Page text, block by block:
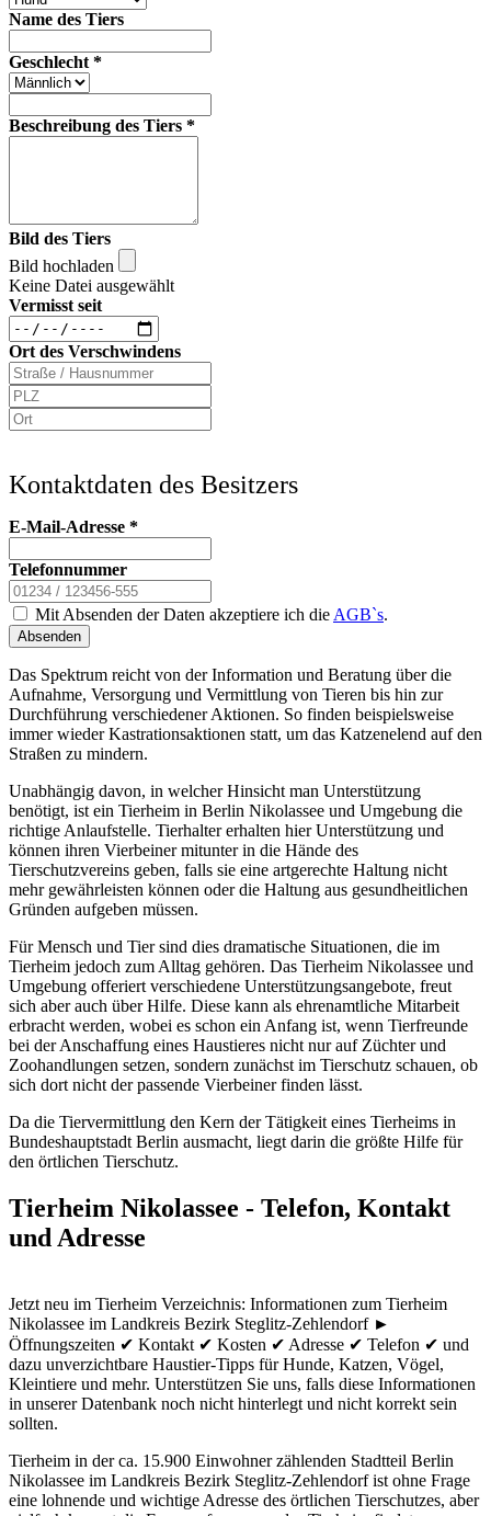
Name des Tiers
Geschlecht *
Beschreibung des Tiers *
Bild des Tiers
Bild hochladen
Keine Datei ausgewählt
Vermisst seit
Ort des Verschwindens
Kontaktdaten des Besitzers
E-Mail-Adresse *
Telefonnummer
Mit Absenden der Daten akzeptiere ich die AGB`s.
Absenden
Das Spektrum reicht von der Information und Beratung über die
Aufnahme, Versorgung und Vermittlung von Tieren bis hin zur
Durchführung verschiedener Aktionen. So finden beispielsweise
immer wieder Kastrationsaktionen statt, um das Katzenelend auf den
Straßen zu mindern.
Unabhängig davon, in welcher Hinsicht man Unterstützung
benötigt, ist ein Tierheim in Berlin Nikolassee und Umgebung die
richtige Anlaufstelle. Tierhalter erhalten hier Unterstützung und
können ihren Vierbeiner mitunter in die Hände des
Tierschutzvereins geben, falls sie eine artgerechte Haltung nicht
mehr gewährleisten können oder die Haltung aus gesundheitlichen
Gründen aufgeben müssen.
Für Mensch und Tier sind dies dramatische Situationen, die im
Tierheim jedoch zum Alltag gehören. Das Tierheim Nikolassee und
Umgebung offeriert verschiedene Unterstützungsangebote, freut
sich aber auch über Hilfe. Diese kann als ehrenamtliche Mitarbeit
erbracht werden, wobei es schon ein Anfang ist, wenn Tierfreunde
bei der Anschaffung eines Haustieres nicht nur auf Züchter und
Zoohandlungen setzen, sondern zunächst im Tierschutz schauen, ob
sich dort nicht der passende Vierbeiner finden lässt.
Da die Tiervermittlung den Kern der Tätigkeit eines Tierheims in
Bundeshauptstadt Berlin ausmacht, liegt darin die größte Hilfe für
den örtlichen Tierschutz.
Tierheim Nikolassee - Telefon, Kontakt
und Adresse
Jetzt neu im Tierheim Verzeichnis: Informationen zum Tierheim
Nikolassee im Landkreis Bezirk Steglitz-Zehlendorf ►
Öffnungszeiten ✔ Kontakt ✔ Kosten ✔ Adresse ✔ Telefon ✔ und
dazu unverzichtbare Haustier-Tipps für Hunde, Katzen, Vögel,
Kleintiere und mehr. Unterstützen Sie uns, falls diese Informationen
in unserer Datenbank noch nicht hinterlegt und nicht korrekt sein
sollten.
Tierheim in der ca. 15.900 Einwohner zählenden Stadtteil Berlin
Nikolassee im Landkreis Bezirk Steglitz-Zehlendorf ist ohne Frage
eine lohnende und wichtige Adresse des örtlichen Tierschutzes, aber